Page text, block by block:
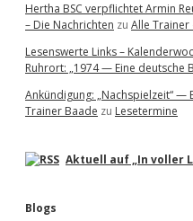
Hertha BSC verpflichtet Armin
– Die Nachrichten zu Alle Trainer
Lesenswerte Links –
Ruhrort: „1974 — Eine deutsche
Ankündigung: „Nachspielzeit“ —
Trainer Baade zu Lesetermine
Aktuell auf „In voller
Blogs